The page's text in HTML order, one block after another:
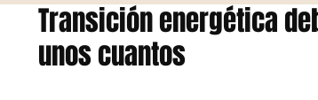
Transición energética
unos cuantos